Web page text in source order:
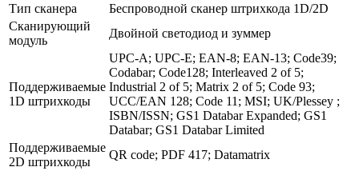
Тип сканера
Беспроводной сканер штрихкода 1D/2D
Сканирующий
модуль
Двойной светодиод и зуммер
Поддерживаемые
1D штрихкоды
UPC-A; UPC-E; EAN-8; EAN-13; Code39;
Codabar; Code128; Interleaved 2 of 5;
Industrial 2 of 5; Matrix 2 of 5; Code 93;
UCC/EAN 128; Code 11; MSI; UK/Plessey ;
ISBN/ISSN; GS1 Databar Expanded; GS1
Databar; GS1 Databar Limited
Поддерживаемые
2D штрихкоды
QR code; PDF 417; Datamatrix